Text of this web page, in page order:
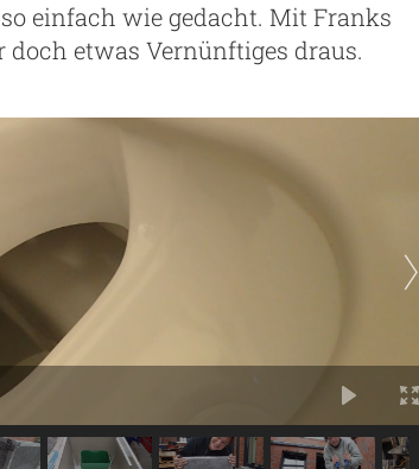
einfach wie gedacht. Mit Franks
etwas Vernünftiges draus.